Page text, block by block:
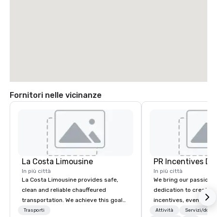
Fornitori nelle vicinanze
La Costa Limousine
In più città
La Costa Limousine provides safe,
clean and reliable chauffeured
transportation. We achieve this goal
with highly trained chauffeurs, the
Trasporti
PR Incentives
In più città
We bring our passion,
dedication to create
incentives, events,
meetings, product
Attività
Servizi/